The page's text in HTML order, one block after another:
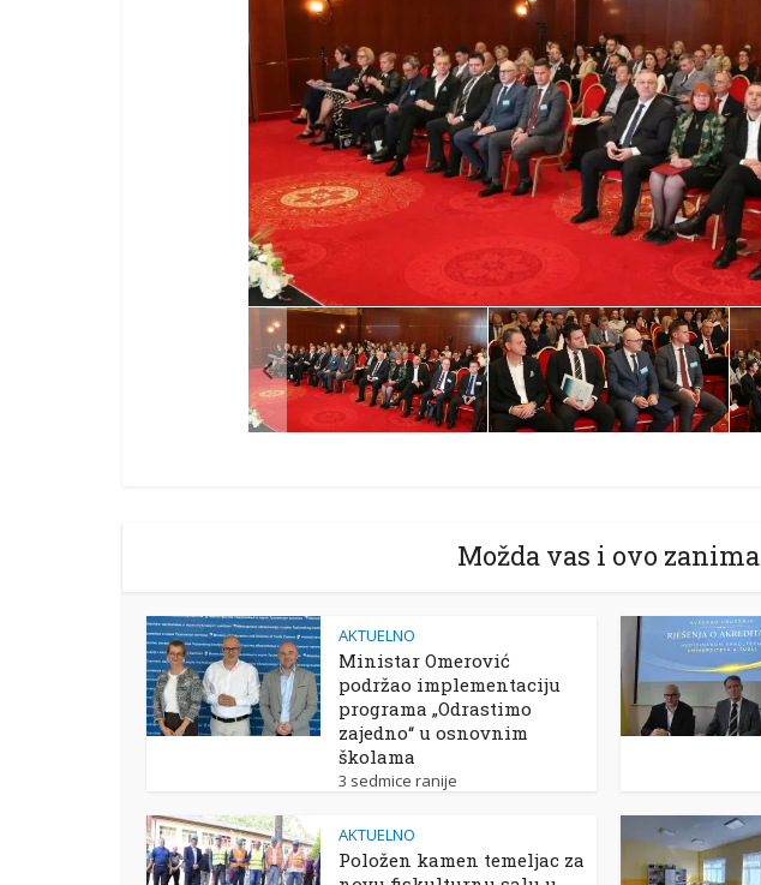
Možda vas i ovo zanima
AKTUELNO
Ministar Omerović
podržao implementaciju
programa „Odrastimo
zajedno“ u osnovnim
školama
3 sedmice ranije
AKTUELNO
Položen kamen temeljac za